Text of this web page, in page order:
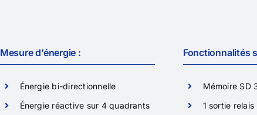
Mesure d’énergie :
Énergie bi-directionnelle
Énergie réactive sur 4 quadrants
Fonctionnalités
Mémoire SD
1 sortie relais